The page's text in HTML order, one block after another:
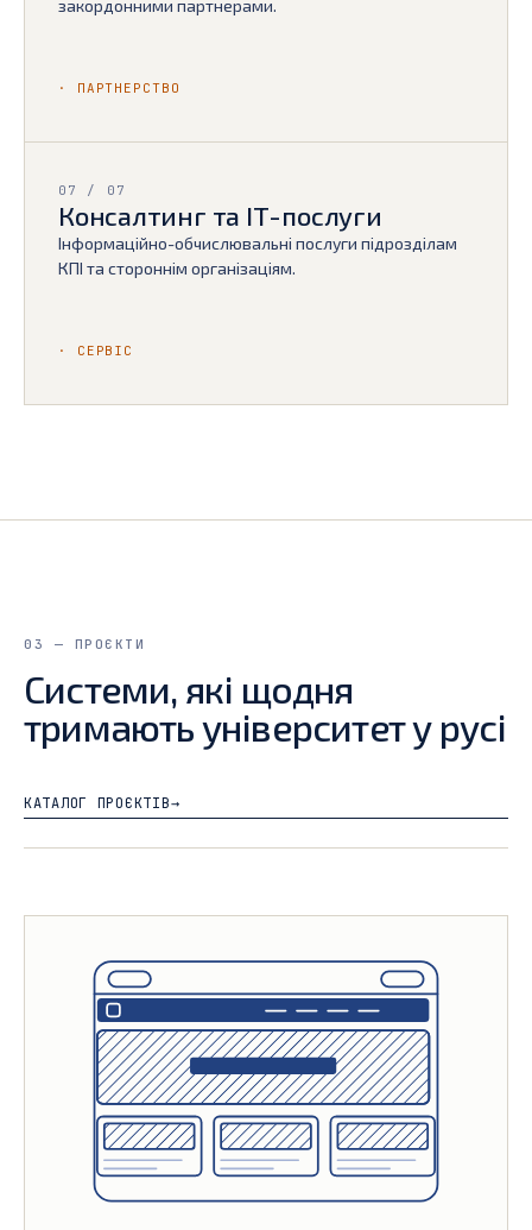
закордонними партнерами.
· ПАРТНЕРСТВО
07 / 07
Консалтинг та ІТ-послуги
Інформаційно-обчислювальні послуги підрозділам
КПІ та стороннім організаціям.
· СЕРВІС
03 — ПРОЄКТИ
Системи, які щодня
тримають університет у русі
КАТАЛОГ ПРОЄКТІВ→